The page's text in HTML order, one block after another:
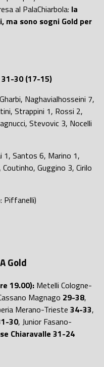
al PalaChiarbola: la
ma sono sogni Gold per
30 (17-15)
Naghavialhosseini 7,
Strappini 1, Rossi 2,
Stevovic 3, Nocelli
1, Santos 6, Marino 1,
Guggino 3, Cirilo
Piffanelli)
Gold
19.00): Metelli Cologne-
Magnago 29-38,
Merano-Trieste 34-33,
30, Junior Fasano-
Chiaravalle 31-24